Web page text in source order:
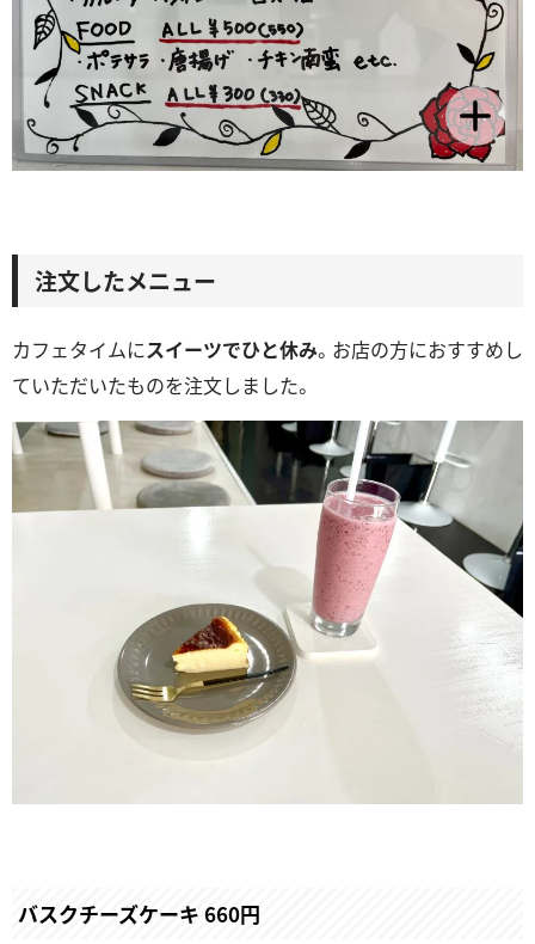
注文したメニュー
カフェタイムにスイーツでひと休み。お店の方におすすめし
ていただいたものを注文しました。
バスクチーズケーキ 660円